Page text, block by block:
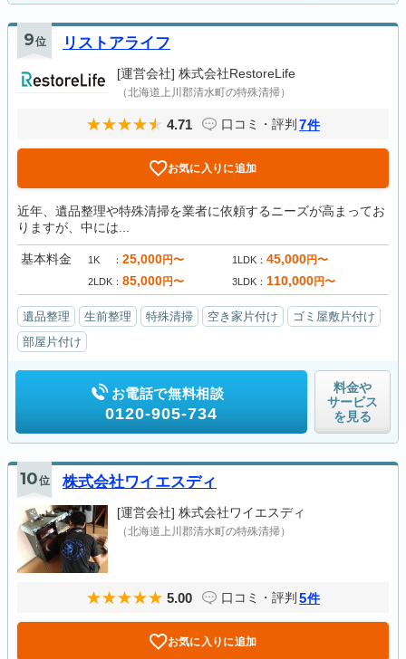
9位 リストアライフ
[運営会社] 株式会社RestoreLife
（北海道上川郡清水町の特殊清掃）
4.71 口コミ・評判 7件
お気に入りに追加
近年、遺品整理や特殊清掃を業者に依頼するニーズが高まってお
りますが、中には...
基本料金 1K 25,000円〜 1LDK 45,000円〜
2LDK 85,000円〜 3LDK 110,000円〜
遺品整理 生前整理 特殊清掃 空き家片付け
ゴミ屋敷片付け
部屋片付け
お電話で無料相談
0120-905-734
料金や
サービス
を見る
10位 株式会社ワイエスディ
[運営会社] 株式会社ワイエスディ
（北海道上川郡清水町の特殊清掃）
5.00 口コミ・評判 5件
お気に入りに追加